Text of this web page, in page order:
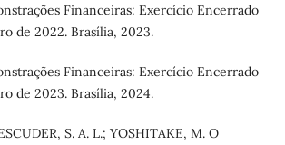
Financeiras: Exercício Encerrado
de 2022. Brasília, 2023.
Financeiras: Exercício Encerrado
de 2023. Brasília, 2024.
S. A. L.; YOSHITAKE, M. O